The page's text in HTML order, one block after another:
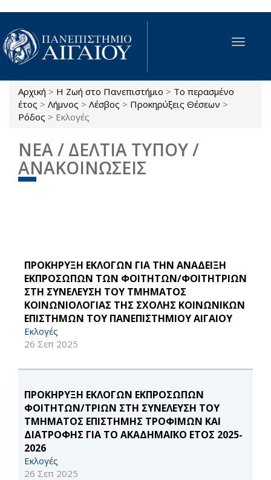
Παράκαμψη προς το κυρίως περιεχόμενο
Toggle
Είστε εδώ
Αρχική > Η Ζωή στο Πανεπιστήμιο > Το περασμένο
έτος > Λήμνος > Λέσβος > Προκηρύξεις Θέσεων >
Ρόδος > Εκλογές
ΝΕΑ / ΔΕΛΤΙΑ ΤΥΠΟΥ /
ΑΝΑΚΟΙΝΩΣΕΙΣ
ΠΡΟΚΗΡΥΞΗ ΕΚΛΟΓΩΝ ΓΙΑ ΤΗΝ ΑΝΑΔΕΙΞΗ
ΕΚΠΡΟΣΩΠΩΝ ΤΩΝ ΦΟΙΤΗΤΩΝ/ΦΟΙΤΗΤΡΙΩΝ
ΣΤΗ ΣΥΝΕΛΕΥΣΗ ΤΟΥ ΤΜΗΜΑΤΟΣ
ΚΟΙΝΩΝΙΟΛΟΓΙΑΣ ΤΗΣ ΣΧΟΛΗΣ ΚΟΙΝΩΝΙΚΩΝ
ΕΠΙΣΤΗΜΩΝ ΤΟΥ ΠΑΝΕΠΙΣΤΗΜΙΟΥ ΑΙΓΑΙΟΥ
Εκλογές
26 Σεπ 2025
ΠΡΟΚΗΡΥΞΗ ΕΚΛΟΓΩΝ ΕΚΠΡΟΣΩΠΩΝ
ΦΟΙΤΗΤΩΝ/ΤΡΙΩΝ ΣΤΗ ΣΥΝΕΛΕΥΣΗ ΤΟΥ
ΤΜΗΜΑΤΟΣ ΕΠΙΣΤΗΜΗΣ ΤΡΟΦΙΜΩΝ ΚΑΙ
ΔΙΑΤΡΟΦΗΣ ΓΙΑ ΤΟ ΑΚΑΔΗΜΑΪΚΟ ΕΤΟΣ 2025-
2026
Εκλογές
26 Σεπ 2025